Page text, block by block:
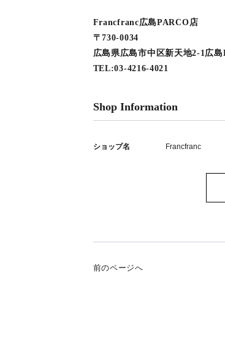
Francfranc広島PARCO店
〒730-0034
広島県広島市中区新天地2-1広
TEL:03-4216-4021
Shop Information
ショップ名 Francfranc
前のページへ